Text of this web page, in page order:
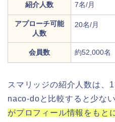
紹介人数 7名/月
アプローチ可能
人数
20名/月
会員数 約52,000名
スマリッジの紹介人数は、1
naco-doと比較すると少ない
がプロフィール情報をもと